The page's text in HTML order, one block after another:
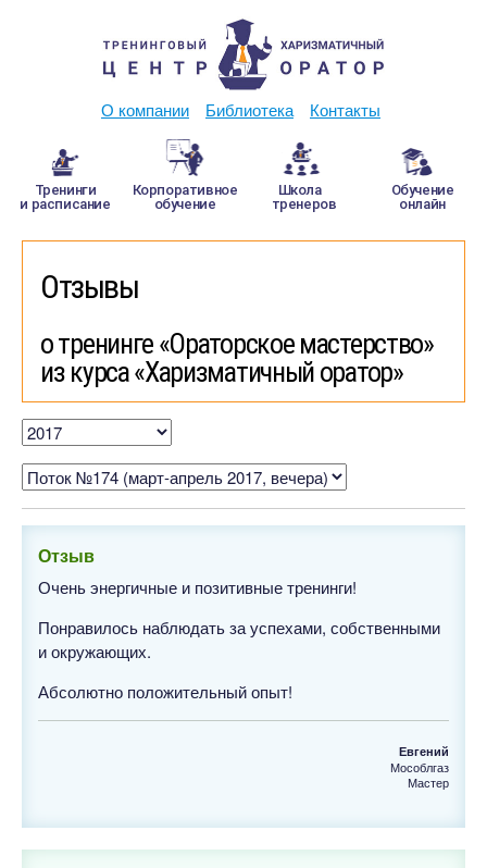
О компании Библиотека Контакты
Тренинги
и расписание
Корпоративное
обучение
Школа
тренеров
Обучение
онлайн
Отзывы
о тренинге «Ораторское мастерство»
из курса «Харизматичный оратор»
Отзыв
Очень энергичные и позитивные тренинги!
Понравилось наблюдать за успехами, собственными
и окружающих.
Абсолютно положительный опыт!
Евгений
Мособлгаз
Мастер